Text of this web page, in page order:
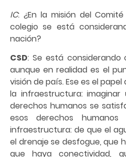
IC: ¿En la misión del
colegio se está
nación?
CSD: Se está
aunque en realidad es el
visión de país. Ese es el
la infraestructura:
derechos humanos se
esos derechos
infraestructura: de que el
el drenaje se desfogue, que
que haya conectividad,